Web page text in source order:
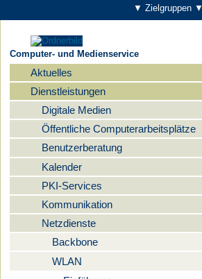
▼ Zielgruppen ▼
Computer- und Medienservice
Navigation
Aktuelles
Dienstleistungen
Digitale Medien
Öffentliche Computerarbeitsplätze
Benutzerberatung
Kalender
PKI-Services
Kommunikation
Netzdienste
Backbone
WLAN